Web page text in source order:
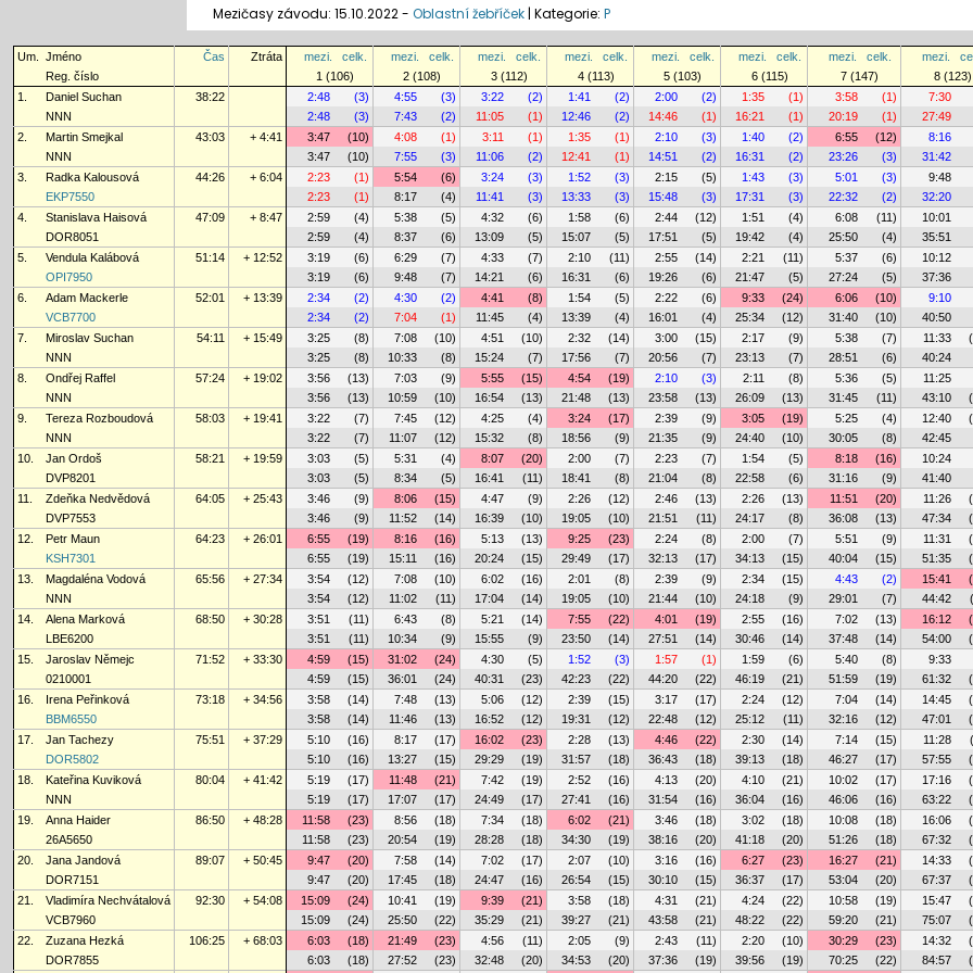
Mezičasy závodu: 15.10.2022 - Oblastní žebříček | Kategorie: P
Um. Jméno Čas Ztráta mezi. celk. mezi. celk. mezi. celk. mezi. celk. mezi. celk. mezi. celk. mezi. celk. mezi.
Reg. číslo
1 (106) 2 (108) 3 (112) 4 (113) 5 (103) 6 (115) 7 (147) 8 (123)
1.
Daniel Suchan 38:22 2:48 (3) 4:55 (3) 3:22 (2) 1:41 (2) 2:00 (2) 1:35 (1) 3:58 (1) 7:30
NNN
2:48 (3) 7:43 (2) 11:05 (1) 12:46 (2) 14:46 (1) 16:21 (1) 20:19 (1) 27:49
2.
Martin Smejkal 43:03 + 4:41 3:47 (10) 4:08 (1) 3:11 (1) 1:35 (1) 2:10 (3) 1:40 (2) 6:55 (12) 8:16
NNN
3:47 (10) 7:55 (3) 11:06 (2) 12:41 (1) 14:51 (2) 16:31 (2) 23:26 (3) 31:42
3.
Radka Kalousová 44:26 + 6:04 2:23 (1) 5:54 (6) 3:24 (3) 1:52 (3) 2:15 (5) 1:43 (3) 5:01 (3) 9:48
EKP7550
2:23 (1) 8:17 (4) 11:41 (3) 13:33 (3) 15:48 (3) 17:31 (3) 22:32 (2) 32:20
4.
Stanislava Haisová 47:09 + 8:47 2:59 (4) 5:38 (5) 4:32 (6) 1:58 (6) 2:44 (12) 1:51 (4) 6:08 (11) 10:01
DOR8051
2:59 (4) 8:37 (6) 13:09 (5) 15:07 (5) 17:51 (5) 19:42 (4) 25:50 (4) 35:51
5.
Vendula Kalábová 51:14 + 12:52 3:19 (6) 6:29 (7) 4:33 (7) 2:10 (11) 2:55 (14) 2:21 (11) 5:37 (6) 10:12
OPI7950
3:19 (6) 9:48 (7) 14:21 (6) 16:31 (6) 19:26 (6) 21:47 (5) 27:24 (5) 37:36
6.
Adam Mackerle 52:01 + 13:39 2:34 (2) 4:30 (2) 4:41 (8) 1:54 (5) 2:22 (6) 9:33 (24) 6:06 (10) 9:10
VCB7700
2:34 (2) 7:04 (1) 11:45 (4) 13:39 (4) 16:01 (4) 25:34 (12) 31:40 (10) 40:50
7.
Miroslav Suchan 54:11 + 15:49 3:25 (8) 7:08 (10) 4:51 (10) 2:32 (14) 3:00 (15) 2:17 (9) 5:38 (7) 11:33
NNN
3:25 (8) 10:33 (8) 15:24 (7) 17:56 (7) 20:56 (7) 23:13 (7) 28:51 (6) 40:24
8.
Ondřej Raffel 57:24 + 19:02 3:56 (13) 7:03 (9) 5:55 (15) 4:54 (19) 2:10 (3) 2:11 (8) 5:36 (5) 11:25
NNN
3:56 (13) 10:59 (10) 16:54 (13) 21:48 (13) 23:58 (13) 26:09 (13) 31:45 (11) 43:10
9.
Tereza Rozboudová 58:03 + 19:41 3:22 (7) 7:45 (12) 4:25 (4) 3:24 (17) 2:39 (9) 3:05 (19) 5:25 (4) 12:40
NNN
3:22 (7) 11:07 (12) 15:32 (8) 18:56 (9) 21:35 (9) 24:40 (10) 30:05 (8) 42:45
10.
Jan Ordoš 58:21 + 19:59 3:03 (5) 5:31 (4) 8:07 (20) 2:00 (7) 2:23 (7) 1:54 (5) 8:18 (16) 10:24
DVP8201
3:03 (5) 8:34 (5) 16:41 (11) 18:41 (8) 21:04 (8) 22:58 (6) 31:16 (9) 41:40
11.
Zdeňka Nedvědová 64:05 + 25:43 3:46 (9) 8:06 (15) 4:47 (9) 2:26 (12) 2:46 (13) 2:26 (13) 11:51 (20) 11:26
DVP7553
3:46 (9) 11:52 (14) 16:39 (10) 19:05 (10) 21:51 (11) 24:17 (8) 36:08 (13) 47:34
12.
Petr Maun 64:23 + 26:01 6:55 (19) 8:16 (16) 5:13 (13) 9:25 (23) 2:24 (8) 2:00 (7) 5:51 (9) 11:31
KSH7301
6:55 (19) 15:11 (16) 20:24 (15) 29:49 (17) 32:13 (17) 34:13 (15) 40:04 (15) 51:35
13.
Magdaléna Vodová 65:56 + 27:34 3:54 (12) 7:08 (10) 6:02 (16) 2:01 (8) 2:39 (9) 2:34 (15) 4:43 (2) 15:41
NNN
3:54 (12) 11:02 (11) 17:04 (14) 19:05 (10) 21:44 (10) 24:18 (9) 29:01 (7) 44:42
14.
Alena Marková 68:50 + 30:28 3:51 (11) 6:43 (8) 5:21 (14) 7:55 (22) 4:01 (19) 2:55 (16) 7:02 (13) 16:12
LBE6200
3:51 (11) 10:34 (9) 15:55 (9) 23:50 (14) 27:51 (14) 30:46 (14) 37:48 (14) 54:00
15.
Jaroslav Němejc 71:52 + 33:30 4:59 (15) 31:02 (24) 4:30 (5) 1:52 (3) 1:57 (1) 1:59 (6) 5:40 (8) 9:33
0210001
4:59 (15) 36:01 (24) 40:31 (23) 42:23 (22) 44:20 (22) 46:19 (21) 51:59 (19) 61:32
16.
Irena Peřinková 73:18 + 34:56 3:58 (14) 7:48 (13) 5:06 (12) 2:39 (15) 3:17 (17) 2:24 (12) 7:04 (14) 14:45
BBM6550
3:58 (14) 11:46 (13) 16:52 (12) 19:31 (12) 22:48 (12) 25:12 (11) 32:16 (12) 47:01
17.
Jan Tachezy 75:51 + 37:29 5:10 (16) 8:17 (17) 16:02 (23) 2:28 (13) 4:46 (22) 2:30 (14) 7:14 (15) 11:28
DOR5802
5:10 (16) 13:27 (15) 29:29 (19) 31:57 (18) 36:43 (18) 39:13 (18) 46:27 (17) 57:55
18.
Kateřina Kuviková 80:04 + 41:42 5:19 (17) 11:48 (21) 7:42 (19) 2:52 (16) 4:13 (20) 4:10 (21) 10:02 (17) 17:16
NNN
5:19 (17) 17:07 (17) 24:49 (17) 27:41 (16) 31:54 (16) 36:04 (16) 46:06 (16) 63:22
19.
Anna Haider 86:50 + 48:28 11:58 (23) 8:56 (18) 7:34 (18) 6:02 (21) 3:46 (18) 3:02 (18) 10:08 (18) 16:06
26A5650
11:58 (23) 20:54 (19) 28:28 (18) 34:30 (19) 38:16 (20) 41:18 (20) 51:26 (18) 67:32
20.
Jana Jandová 89:07 + 50:45 9:47 (20) 7:58 (14) 7:02 (17) 2:07 (10) 3:16 (16) 6:27 (23) 16:27 (21) 14:33
DOR7151
9:47 (20) 17:45 (18) 24:47 (16) 26:54 (15) 30:10 (15) 36:37 (17) 53:04 (20) 67:37
21.
Vladimíra Nechvátalová 92:30 + 54:08 15:09 (24) 10:41 (19) 9:39 (21) 3:58 (18) 4:31 (21) 4:24 (22) 10:58 (19) 15:47
VCB7960
15:09 (24) 25:50 (22) 35:29 (21) 39:27 (21) 43:58 (21) 48:22 (22) 59:20 (21) 75:07
22.
Zuzana Hezká 106:25 + 68:03 6:03 (18) 21:49 (23) 4:56 (11) 2:05 (9) 2:43 (11) 2:20 (10) 30:29 (23) 14:32
DOR7855
6:03 (18) 27:52 (23) 32:48 (20) 34:53 (20) 37:36 (19) 39:56 (19) 70:25 (22) 84:57